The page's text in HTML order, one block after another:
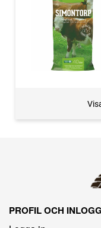
PROFIL OCH